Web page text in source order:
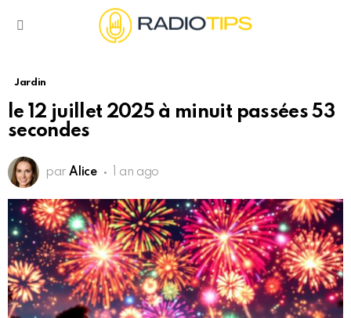
Jardin
le 12 juillet 2025 à minuit passées 53
secondes
par Alice 1 an ago